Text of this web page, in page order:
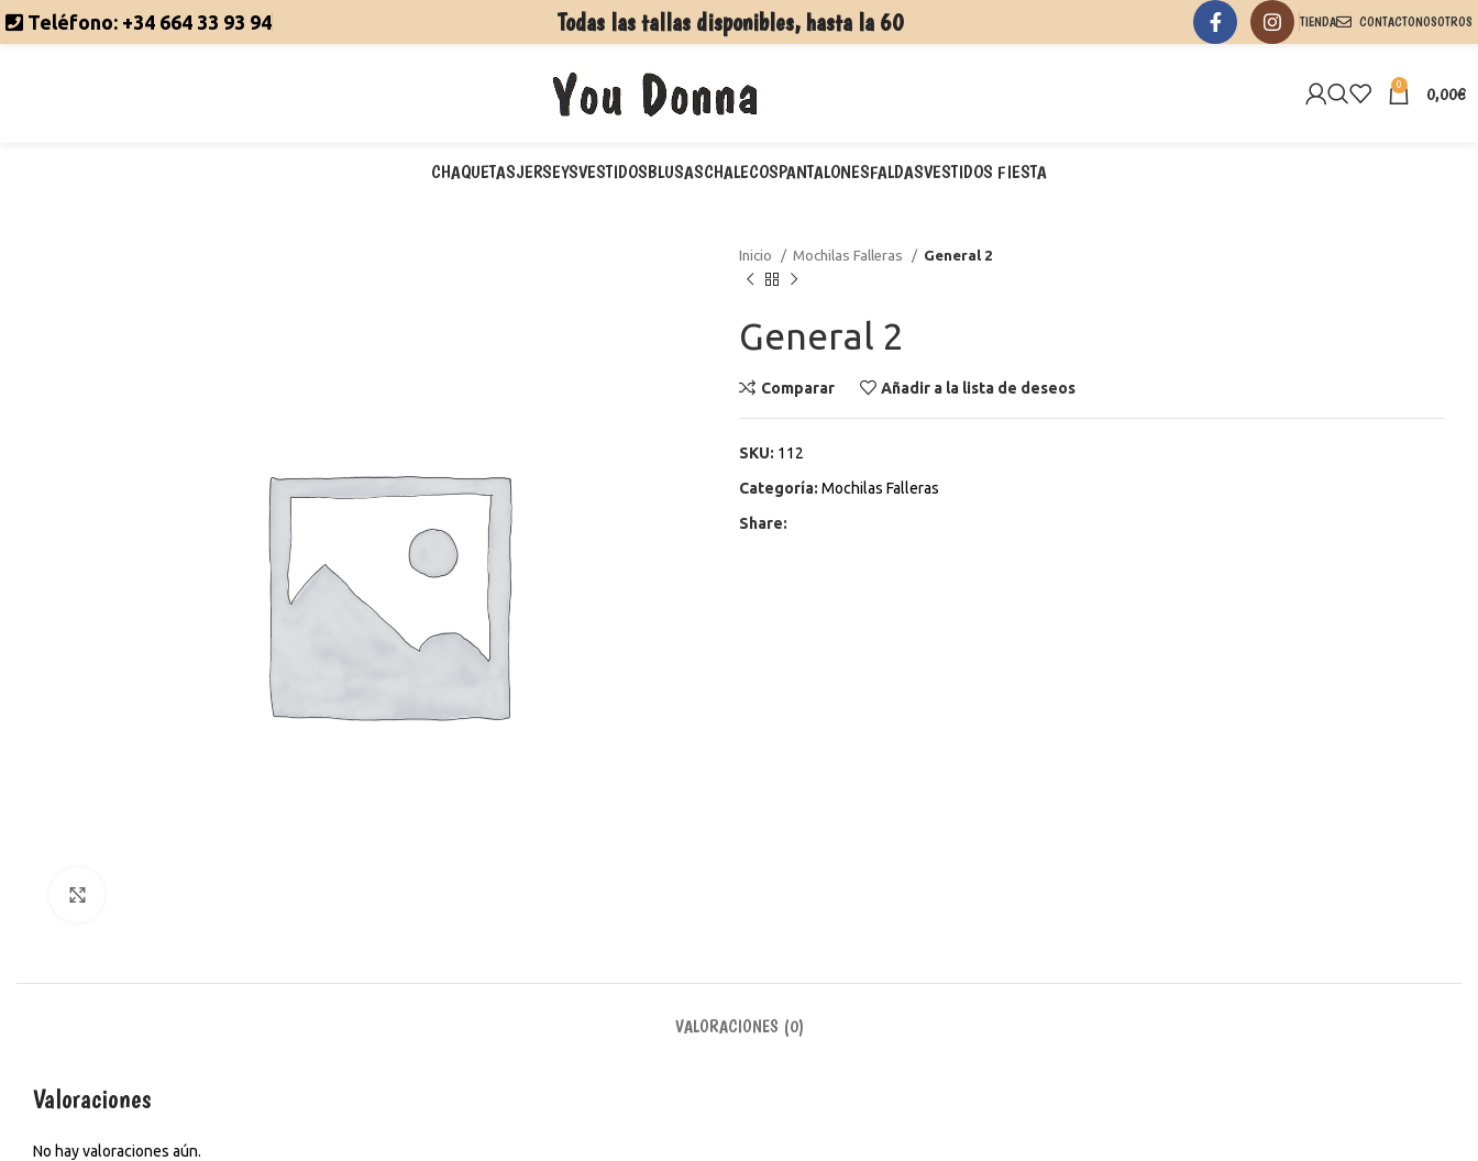
Teléfono: +34 664 33 93 94 Todas las tallas disponibles, hasta la 60 TIENDA CONTACTONOSOTROS
0 0,00€
CHAQUETASJERSEYSVESTIDOSBLUSASCHALECOSPANTALONESFALDASVESTIDOS FIESTA
Inicio Mochilas Falleras General 2
General 2
Comparar Añadir a la lista de deseos
SKU: 112
Categoría: Mochilas Falleras
Share:
VALORACIONES (0)
Valoraciones
No hay valoraciones aún.